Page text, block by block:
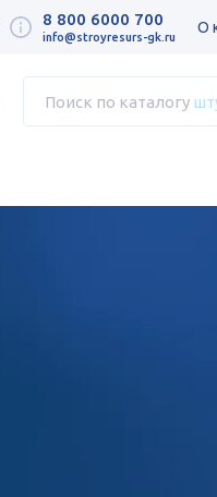
8 800 6000 700
info@stroyresurs-gk.ru
О
Поиск по каталогу